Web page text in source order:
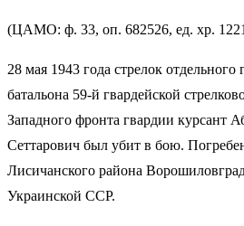
(ЦАМО: ф. 33, оп. 682526, ед. хр.
28 мая 1943 года стрелок отдельного
батальона 59-й гвардейской
Западного фронта гвардии курсант
Сеттарович был убит в бою.
Лисичанского района
Украинской ССР.